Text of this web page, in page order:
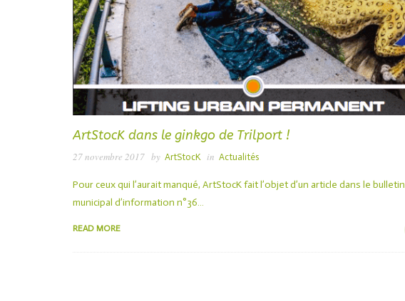
ArtStocK dans le ginkgo de Trilport !
27 novembre 2017 by ArtStocK in Actualités
Pour ceux qui l’aurait manqué, ArtStocK fait l’objet d’un article dans le bulletin
municipal d’information n°36…
READ MORE